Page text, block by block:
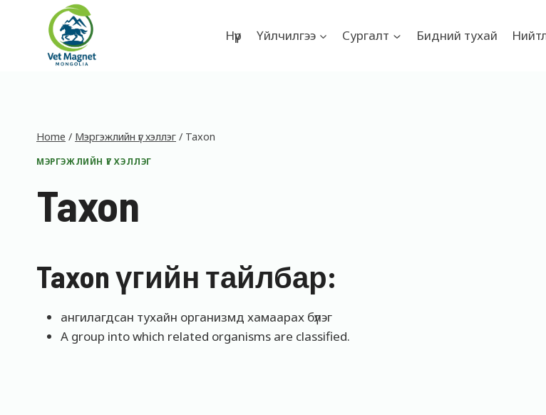
Нүүр Үйлчилгээ Сургалт Бидний тухай
Home / Мэргэжлийн үг хэллэг / Taxon
МЭРГЭЖЛИЙН ҮГ ХЭЛЛЭГ
Taxon
Taxon үгийн тайлбар:
ангилагдсан тухайн организмд хамаарах бүлэг
A group into which related organisms are classified.